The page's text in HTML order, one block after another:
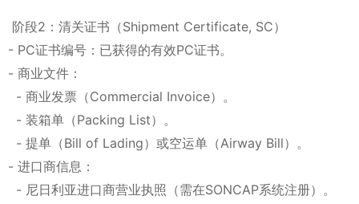
阶段2：清关证书（Shipment Certificate, SC）
- PC证书编号：已获得的有效PC证书。
- 商业文件：
- 商业发票（Commercial Invoice）。
- 装箱单（Packing List）。
- 提单（Bill of Lading）或空运单（Airway Bill）。
- 进口商信息：
- 尼日利亚进口商营业执照（需在SONCAP系统注册）。